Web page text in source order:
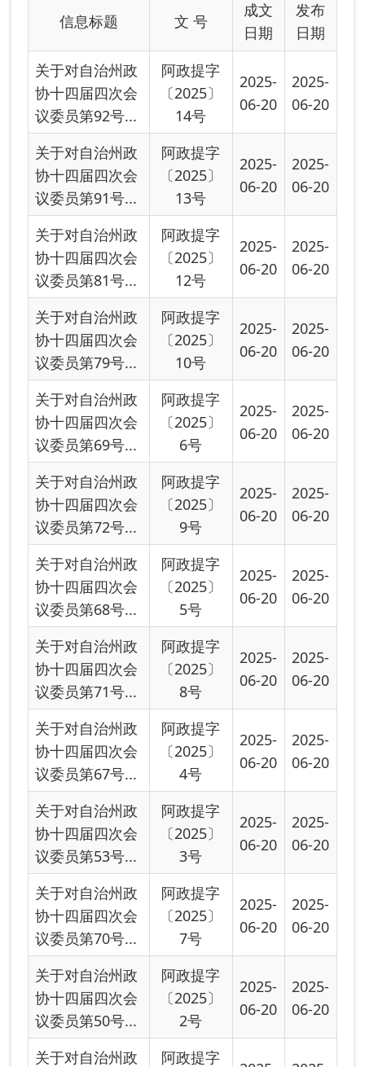
议委员第91号...
06-20
关于对自治州政
协十四届四次会
议委员第81号...
阿政提字
〔2025〕
12号
06-20
06-20
关于对自治州政
协十四届四次会
议委员第79号...
阿政提字
〔2025〕
10号
2025-
06-20
关于对自治州政
协十四届四次会
议委员第69号...
阿政提字
〔2025〕
2025-
06-20
2025-
06-20
关于对自治州政
协十四届四次会
议委员第72号...
阿政提字
〔2025〕
2025-
06-20
2025-
关于对自治州政
协十四届四次会
议委员第68号...
阿政提字
〔2025〕
2025-
06-20
2025-
06-20
关于对自治州政
协十四届四次会
议委员第71号...
阿政提字
〔2025〕
2025-
06-20
06-20
关于对自治州政
协十四届四次会
议委员第67号...
阿政提字
〔2025〕
06-20
06-20
关于对自治州政
协十四届四次会
议委员第53号...
阿政提字
〔2025〕
3号
06-20
关于对自治州政
协十四届四次会
议委员第70号...
阿政提字
〔2025〕
2025-
06-20
2025-
06-20
关于对自治州政
协十四届四次会
议委员第50号...
阿政提字
〔2025〕
2025-
06-20
2025-
关于对自治州政
协十四届四次会
议委员第38号...
阿政提字
〔2025〕
2025-
06-20
2025-
06-20
关于对自治州政
协十四届四次会
议委员第72号...
阿政提字
〔2025〕
2025-
06-20
06-20
关于对自治州政
协十四届三次会
议委员第62号...
06-04
06-07
首页 上一页
下一页
共有 89 条 共 6 页 当前第 1 页